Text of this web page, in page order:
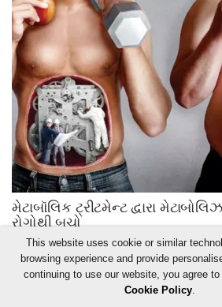
This website uses cookie or similar
browsing experience and provide
continuing to use our website, you agree to
Cookie Policy.